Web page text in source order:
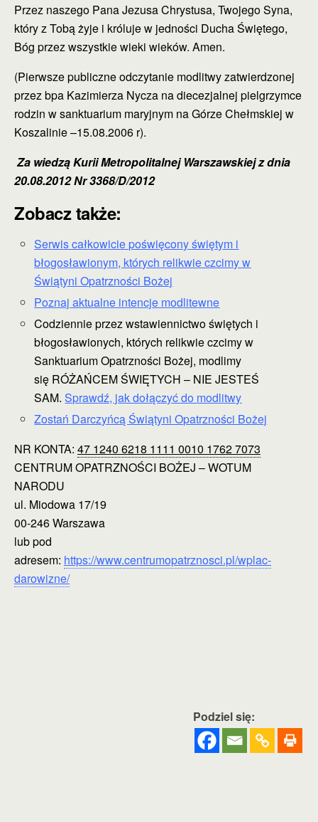
Przez naszego Pana Jezusa Chrystusa, Twojego Syna,
który z Tobą żyje i króluje w jedności Ducha Świętego,
Bóg przez wszystkie wieki wieków. Amen.
(Pierwsze publiczne odczytanie modlitwy zatwierdzonej
przez bpa Kazimierza Nycza na diecezjalnej pielgrzymce
rodzin w sanktuarium maryjnym na Górze Chełmskiej w
Koszalinie –15.08.2006 r).
Za wiedzą Kurii Metropolitalnej Warszawskiej z dnia
20.08.2012 Nr 3368/D/2012
Zobacz także:
Serwis całkowicie poświęcony świętym i
błogosławionym, których relikwie czcimy w
Świątyni Opatrzności Bożej
Poznaj aktualne intencje modlitewne
Codziennie przez wstawiennictwo świętych i
błogosławionych, których relikwie czcimy w
Sanktuarium Opatrzności Bożej, modlimy
się RÓŻAŃCEM ŚWIĘTYCH – NIE JESTEŚ
SAM.Sprawdź, jak dołączyć do modlitwy
Zostań Darczyńcą Świątyni Opatrzności Bożej
NR KONTA: 47 1240 6218 1111 0010 1762 7073
CENTRUM OPATRZNOŚCI BOŻEJ – WOTUM
NARODU
ul. Miodowa 17/19
00-246 Warszawa
lub pod
adresem: https://www.centrumopatrznosci.pl/wplac-
darowizne/
Podziel się: